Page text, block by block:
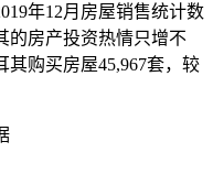
年12月房屋销售统计数
的房产投资热情只增不
其购买房屋45,967套，较